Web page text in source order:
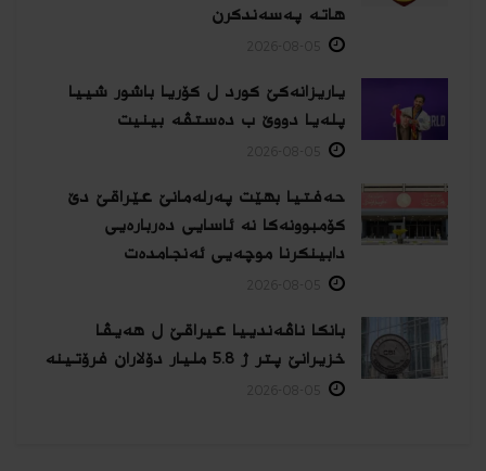
هاتە پەسەندكرن
یاریزانەكێ کورد ل کۆریا باشور شییا
پلەیا دووێ ب دەستڤە بینیت
حەفتیا بهێت پەرلەمانێ عێراقێ دێ
کۆمبوونەکا نە ئاسایی دەربارەیی
دابینکرنا موچەیی ئەنجامدەت
بانکا ناڤەندییا عیراقێ ل هەیڤا
خزیرانێ پتر ژ 5.8 ملیار دۆلاران فرۆتینە